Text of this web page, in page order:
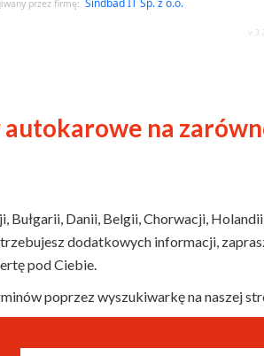
na
Danii, Belgii, Chorwacji,
dodatkowych informacji,
pod Ciebie.
poprzez wyszukiwarkę na naszej